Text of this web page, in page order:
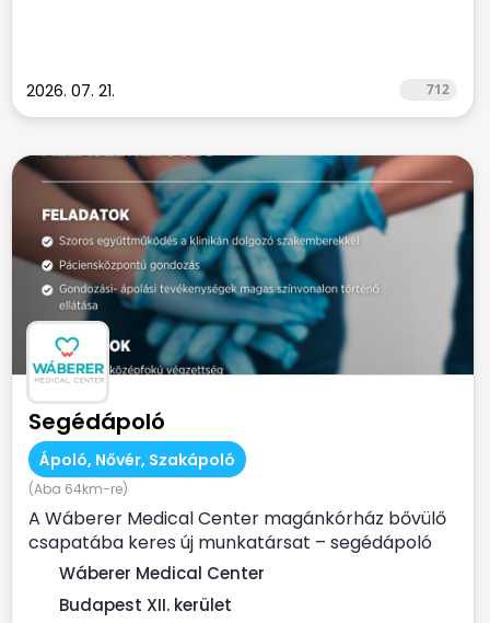
2026. 07. 21. 712
Segédápoló
Ápoló, Nővér, Szakápoló
(Aba 64km-re)
A Wáberer Medical Center magánkórház bővülő
csapatába keres új munkatársat – segédápoló
munkakörbe! ...
Wáberer Medical Center
Budapest XII. kerület